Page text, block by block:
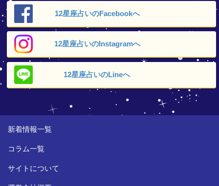
12星座占いのFacebookへ
12星座占いのInstagramへ
12星座占いのLineへ
新着情報一覧
コラム一覧
サイトについて